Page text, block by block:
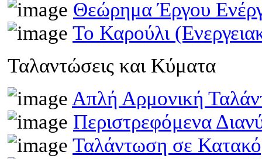
Θεώρημα Έργου
Το Καρούλι
Ταλαντώσεις και Κύματα
Απλή Αρμονική
Περιστρεφόμενα
Ταλάντωση σε